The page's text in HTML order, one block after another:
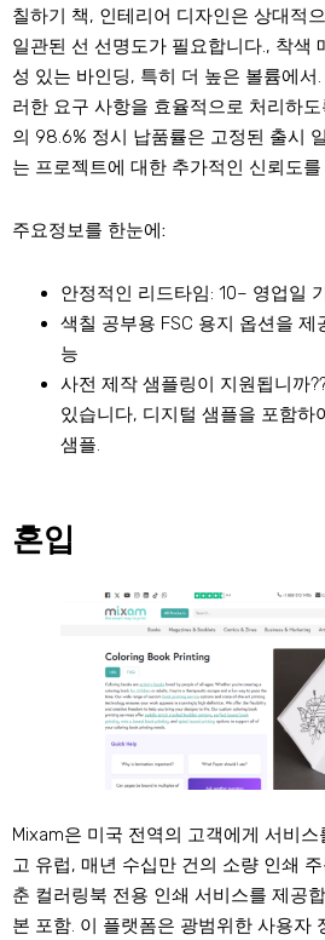
칠하기 책, 인테리어 디자인은 상대적
일관된 선 선명도가 필요합니다., 착색
성 있는 바인딩, 특히 더 높은 볼륨에서
러한 요구 사항을 효율적으로 처리하
의 98.6% 정시 납품률은 고정된 출시
는 프로젝트에 대한 추가적인 신뢰도를
주요정보를 한눈에:
안정적인 리드타임: 10– 영업일
색칠 공부용 FSC 용지 옵션을 제
능
사전 제작 샘플링이 지원됩니까
있습니다, 디지털 샘플을 포함하
샘플.
혼입
Mixam은 미국 전역의 고객에게 서비
고 유럽, 매년 수십만 건의 소량 인쇄
춘 컬러링북 전용 인쇄 서비스를 제공
본 포함. 이 플랫폼은 광범위한 사용자